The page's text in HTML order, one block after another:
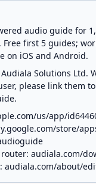
audio guide for
first 5 guides;
on iOS and Android.
Solutions Ltd.
please link them
us/app/
store/
audiala.com/
audiala.com/about/